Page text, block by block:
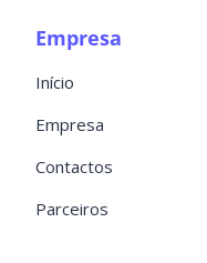
Empresa
Início
Empresa
Contactos
Parceiros